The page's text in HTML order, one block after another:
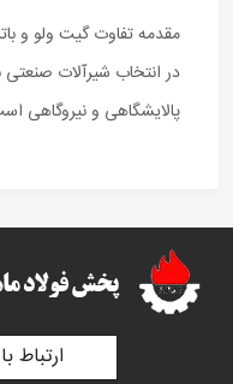
مقدمه تفاوت گیت ولو و
در انتخاب شیرآلات صنعتی
پالایشگاهی و نیروگاهی
ارتباط